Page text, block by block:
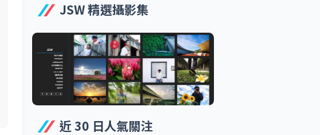
JSW 精選攝影集
近 30 日人氣關注